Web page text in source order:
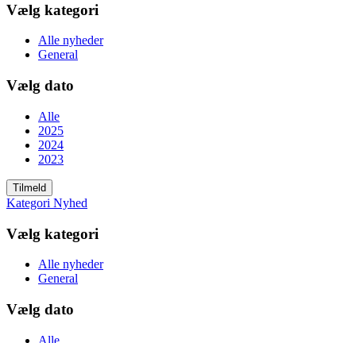
Vælg kategori
Alle nyheder
General
Vælg dato
Alle
2025
2024
2023
Tilmeld
Kategori Nyhed
Vælg kategori
Alle nyheder
General
Vælg dato
Alle